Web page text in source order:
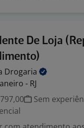
De Loja
Drogaria
- RJ
Sem